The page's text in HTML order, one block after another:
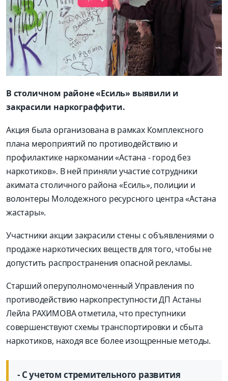
В столичном районе «Есиль» выявили и
закрасили наркограффити.
Акция была организована в рамках Комплексного
плана мероприятий по противодействию и
профилактике наркомании «Астана - город без
наркотиков». В ней приняли участие сотрудники
акимата столичного района «Есиль», полиции и
волонтеры Молодежного ресурсного центра «Астана
жастары».
Участники акции закрасили стены с объявлениями о
продаже наркотических веществ для того, чтобы не
допустить распространения опасной рекламы.
Старший оперуполномоченный Управления по
противодействию наркопреступности ДП Астаны
Лейла РАХИМОВА отметила, что преступники
совершенствуют схемы транспортировки и сбыта
наркотиков, находя все более изощренные методы.
- С учетом стремительного развития